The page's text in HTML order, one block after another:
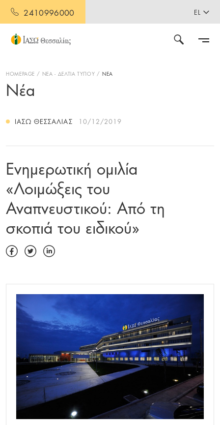
2410996000 EL
HOMEPAGE ΝΕΑ - ΔΕΛΤΙΑ ΤΥΠΟΥ ΝΕΑ
Νέα
ΙΑΣΩ ΘΕΣΣΑΛΊΑΣ 10/12/2019
Ενημερωτική ομιλία
«Λοιμώξεις του
Αναπνευστικού: Από τη
σκοπιά του ειδικού»